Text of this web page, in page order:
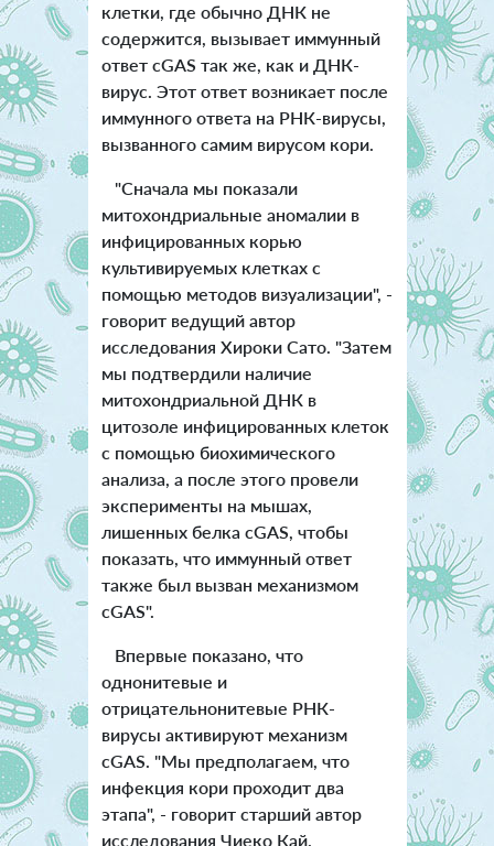
клетки, где обычно ДНК не
содержится, вызывает иммунный
ответ cGAS так же, как и ДНК-
вирус. Этот ответ возникает после
иммунного ответа на РНК-вирусы,
вызванного самим вирусом кори.
"Сначала мы показали
митохондриальные аномалии в
инфицированных корью
культивируемых клетках с
помощью методов визуализации", -
говорит ведущий автор
исследования Хироки Сато. "Затем
мы подтвердили наличие
митохондриальной ДНК в
цитозоле инфицированных клеток
с помощью биохимического
анализа, а после этого провели
эксперименты на мышах,
лишенных белка cGAS, чтобы
показать, что иммунный ответ
также был вызван механизмом
cGAS".
Впервые показано, что
однонитевые и
отрицательнонитевые РНК-
вирусы активируют механизм
cGAS. "Мы предполагаем, что
инфекция кори проходит два
этапа", - говорит старший автор
исследования Чиеко Кай.